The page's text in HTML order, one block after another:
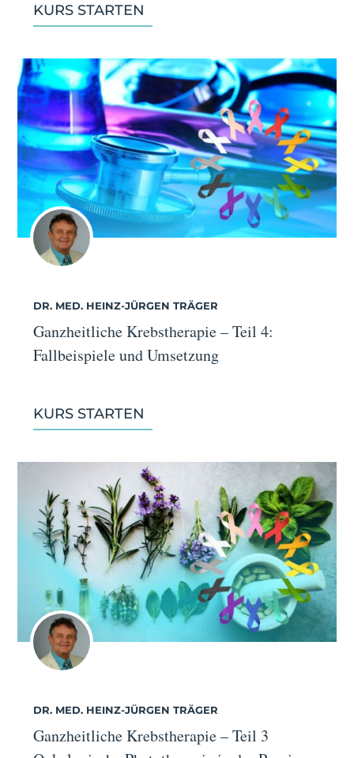
KURS STARTEN
DR. MED. HEINZ-JÜRGEN TRÄGER
Ganzheitliche Krebstherapie – Teil 4:
Fallbeispiele und Umsetzung
KURS STARTEN
DR. MED. HEINZ-JÜRGEN TRÄGER
Ganzheitliche Krebstherapie – Teil 3